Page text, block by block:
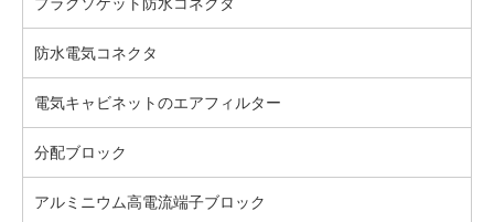
防水電気コネクタ
電気キャビネットのエアフィルター
分配ブロック
アルミニウム高電流端子ブロック